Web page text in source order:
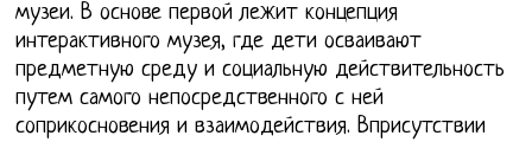
музеи. В основе первой лежит концепция
интерактивного музея, где дети осваивают
предметную среду и социальную действительность
путем самого непосредственного с ней
соприкосновения и взаимодействия. Вприсутствии